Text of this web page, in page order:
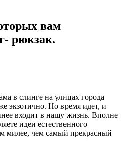
вам
рюкзак.
в слинге на улицах города
экзотично. Но время идет, и
входит в нашу жизнь. Вполне
идеи естественного
милее, чем самый прекрасный